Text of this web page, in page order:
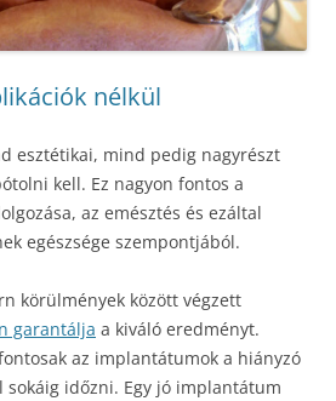
nélkül
esztétikai, mind pedig nagyrészt
kell. Ez nagyon fontos a
az emésztés és ezáltal
egészsége szempontjából.
körülmények között végzett
garantálja a kiváló eredményt.
az implantátumok a hiányzó
sokáig időzni. Egy jó implantátum